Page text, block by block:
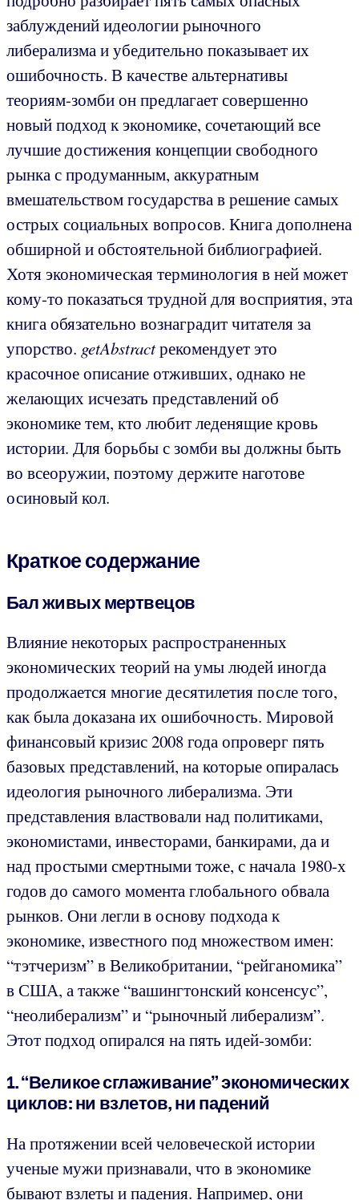
заблуждений идеологии рыночного
либерализма и убедительно показывает их
ошибочность. В качестве альтернативы
теориям-зомби он предлагает совершенно
новый подход к экономике, сочетающий все
лучшие достижения концепции свободного
рынка с продуманным, аккуратным
вмешательством государства в решение самых
острых социальных вопросов. Книга дополнена
обширной и обстоятельной библиографией.
Хотя экономическая терминология в ней может
кому-то показаться трудной для восприятия, эта
книга обязательно вознаградит читателя за
упорство. getAbstractрекомендует это
красочное описание отживших, однако не
желающих исчезать представлений об
экономике тем, кто любит леденящие кровь
истории. Для борьбы с зомби вы должны быть
во всеоружии, поэтому держите наготове
осиновый кол.
Краткое содержание
Бал живых мертвецов
Влияние некоторых распространенных
экономических теорий на умы людей иногда
продолжается многие десятилетия после того,
как была доказана их ошибочность. Мировой
финансовый кризис 2008 года опроверг пять
базовых представлений, на которые опиралась
идеология рыночного либерализма. Эти
представления властвовали над политиками,
экономистами, инвесторами, банкирами, да и
над простыми смертными тоже, с начала 1980-х
годов до самого момента глобального обвала
рынков. Они легли в основу подхода к
экономике, известного под множеством имен:
“тэтчеризм” в Великобритании, “рейганомика”
в США, а также “вашингтонский консенсус”,
“неолиберализм” и “рыночный либерализм”.
Этот подход опирался на пять идей-зомби:
1. “Великое сглаживание” экономических
циклов: ни взлетов, ни падений
На протяжении всей человеческой истории
ученые мужи признавали, что в экономике
бывают взлеты и падения. Например, они